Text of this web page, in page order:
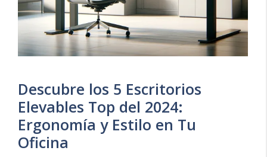
Descubre los 5 Escritorios
Elevables Top del 2024:
Ergonomía y Estilo en Tu
Oficina